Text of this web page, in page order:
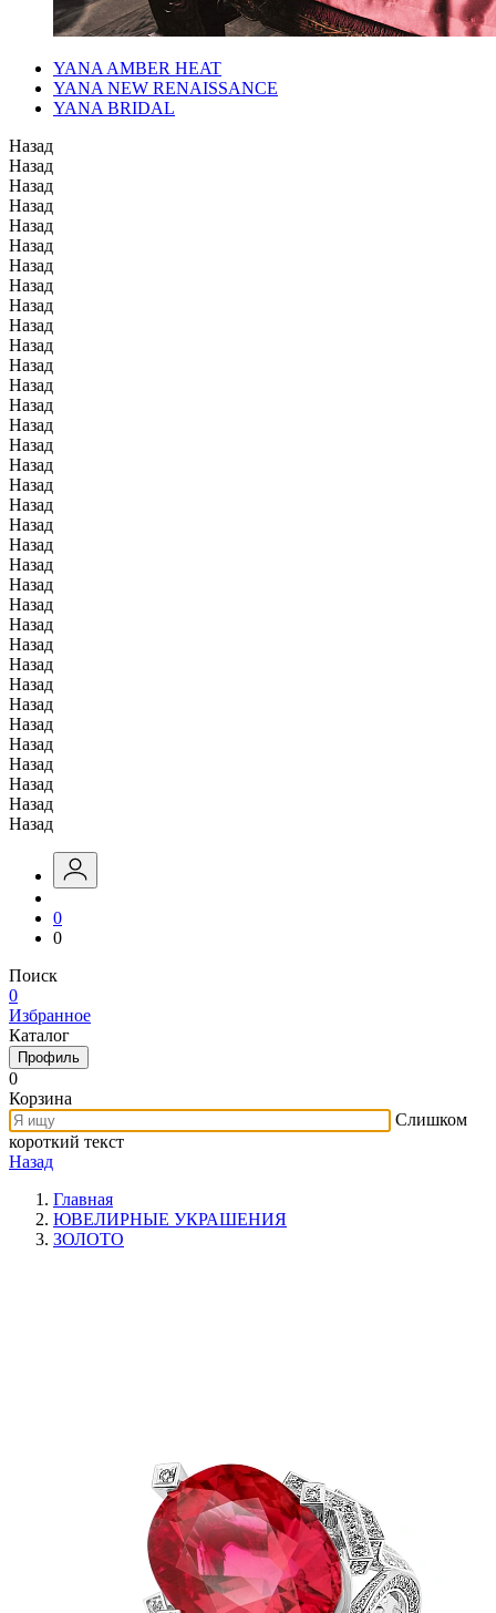
YANA AMBER HEAT
YANA NEW RENAISSANCE
YANA BRIDAL
Назад
Назад
Назад
Назад
Назад
Назад
Назад
Назад
Назад
Назад
Назад
Назад
Назад
Назад
Назад
Назад
Назад
Назад
Назад
Назад
Назад
Назад
Назад
Назад
Назад
Назад
Назад
Назад
Назад
Назад
Назад
Назад
Назад
Назад
Назад
0
0
Поиск
0
Избранное
Каталог
Профиль
0
Корзина
Слишком
короткий текст
Назад
Главная
ЮВЕЛИРНЫЕ УКРАШЕНИЯ
ЗОЛОТО